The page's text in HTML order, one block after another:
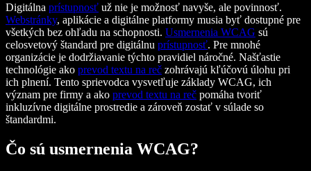
Digitálna prístupnosť už nie je možnosť navyše, ale povinnosť.
Webstránky, aplikácie a digitálne platformy musia byť dostupné pre
všetkých bez ohľadu na schopnosti. Usmernenia WCAG sú
celosvetový štandard pre digitálnu prístupnosť. Pre mnohé
organizácie je dodržiavanie týchto pravidiel náročné. Našťastie
technológie ako prevod textu na reč zohrávajú kľúčovú úlohu pri
ich plnení. Tento sprievodca vysvetľuje základy WCAG, ich
význam pre firmy a ako prevod textu na reč pomáha tvoriť
inkluzívne digitálne prostredie a zároveň zostať v súlade so
štandardmi.
Čo sú usmernenia WCAG?